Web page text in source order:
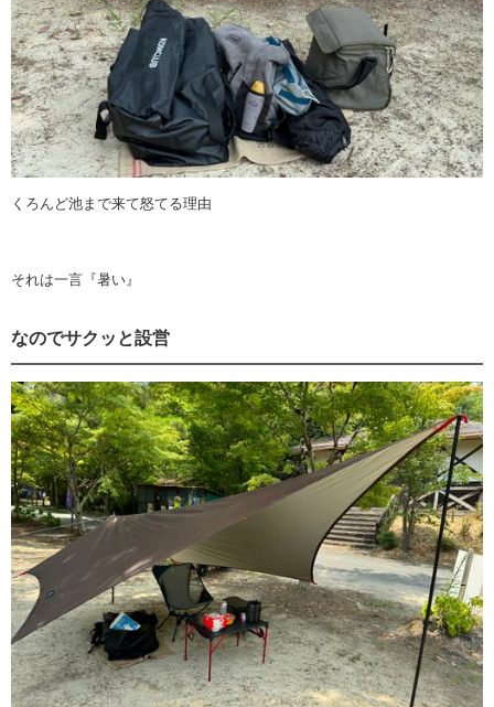
くろんど池まで来て怒てる理由
それは一言『暑い』
なのでサクッと設営